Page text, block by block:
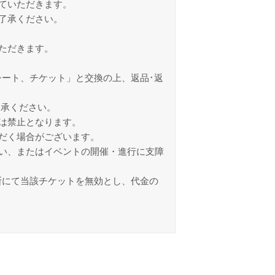
ただきます。
ください。
きます。
ト、チケット」と交換の上、返品･返
ください。
止となります。
場合がございます。
、またはイベントの開催・進行に支障
て当該チケットを無効とし、代金の